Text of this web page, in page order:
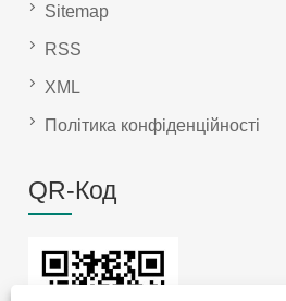
Sitemap
RSS
XML
Політика конфіденційності
QR-Код